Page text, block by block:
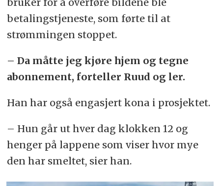
betalingstjeneste, som førte til at
strømmingen stoppet.
– Da måtte jeg kjøre hjem og tegne
abonnement, forteller Ruud og ler.
Han har også engasjert kona i prosjektet.
– Hun går ut hver dag klokken 12 og
henger på lappene som viser hvor mye
den har smeltet, sier han.